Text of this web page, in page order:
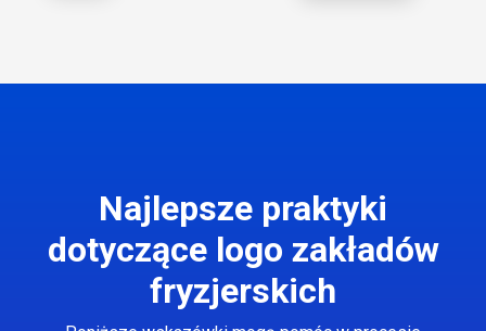
Najlepsze praktyki
dotyczące logo zakładów
fryzjerskich